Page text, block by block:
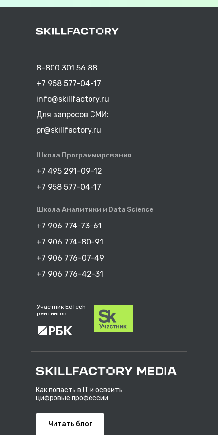
8-800 301 56 88
+7 958 577-04-17
info@skillfactory.ru
Для запросов СМИ:
pr@skillfactory.ru
Как попасть в IT и освоить
цифровые профессии
Читать блог
Участник EdTech-
рейтингов
Школа Программирования
+7 495 291-09-12
+7 958 577-04-17
Школа Аналитики и Data Science
+7 906 774-73-61
+7 906 774-80-91
+7 906 776-07-49
+7 906 776-42-31